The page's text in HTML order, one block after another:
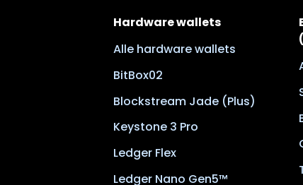
Hardware wallets
Alle hardware wallets
BitBox02
Blockstream Jade (Plus)
Keystone 3 Pro
Ledger Flex
Ledger Nano Gen5™